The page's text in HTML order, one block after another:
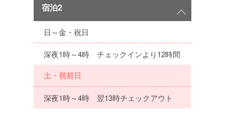
宿泊2
日～金・祝日
深夜1時～4時 チェックインより12時間
土・祝前日
深夜1時～4時 翌13時チェックアウト